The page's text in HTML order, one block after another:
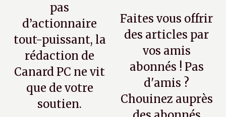
pas
d’actionnaire
tout-puissant, la
rédaction de
Canard PC ne vit
que de votre
soutien.
Faites vous offrir
des articles par
vos amis
abonnés ! Pas
d'amis ?
Chouinez auprès